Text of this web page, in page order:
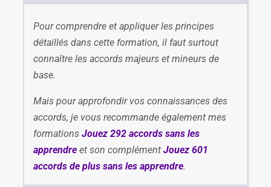
Pour comprendre et appliquer les principes
détaillés dans cette formation, il faut surtout
connaître les accords majeurs et mineurs de
base.
Mais pour approfondir vos connaissances des
accords, je vous recommande également mes
formations Jouez 292 accords sans les
apprendre et son complément Jouez 601
accords de plus sans les apprendre.